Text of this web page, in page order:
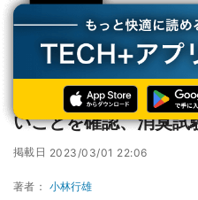
TECH+ テクノロジー
サイエンス
都産技研が尿のにおいはアンモニア臭
都産技研が尿のにお
いことを確認、消臭試
掲載日 2023/03/01 22:06
著者： 小林行雄